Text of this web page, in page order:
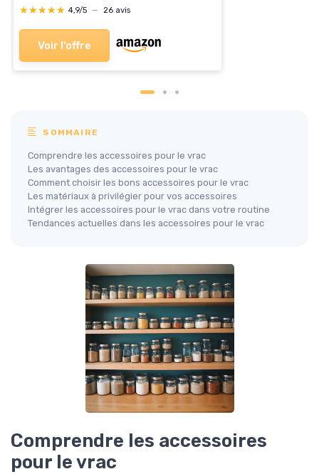
★★★★★
★★★★★ 4,9/5 — 26 avis
Voir l'offre
SOMMAIRE
Comprendre les accessoires pour le vrac
Les avantages des accessoires pour le vrac
Comment choisir les bons accessoires pour le vrac
Les matériaux à privilégier pour vos accessoires
Intégrer les accessoires pour le vrac dans votre routine
Tendances actuelles dans les accessoires pour le vrac
Comprendre les accessoires
pour le vrac